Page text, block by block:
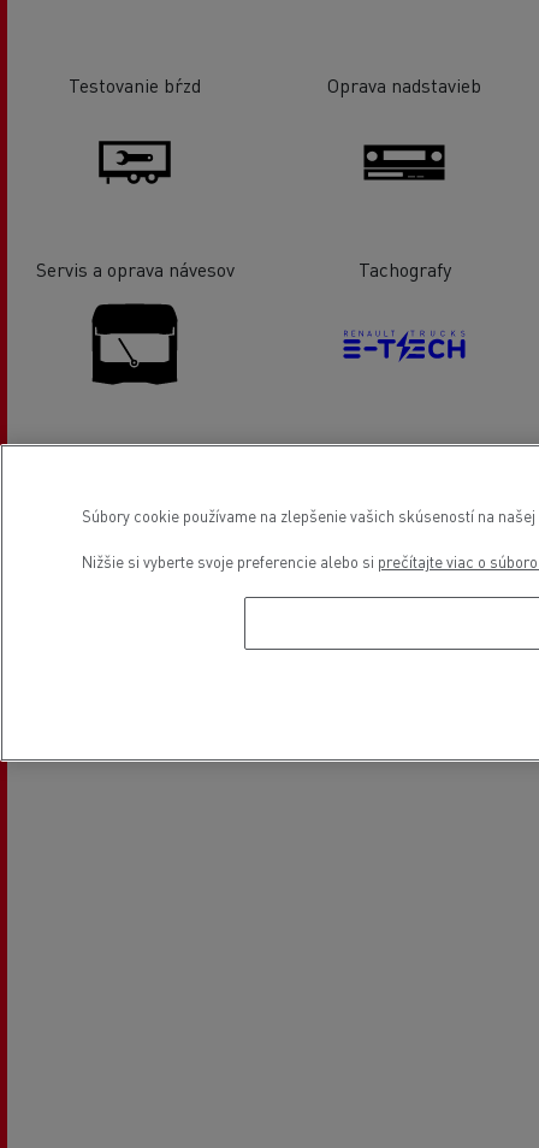
Testovanie bŕzd Oprava nadstavieb
Servis a oprava návesov Tachografy
Výmena skla Elektrické vozidlá
Poloha
Súbory cookie používame na zlepšenie vašich skúseností na
Nižšie si vyberte svoje preferencie alebo si prečítajte viac o